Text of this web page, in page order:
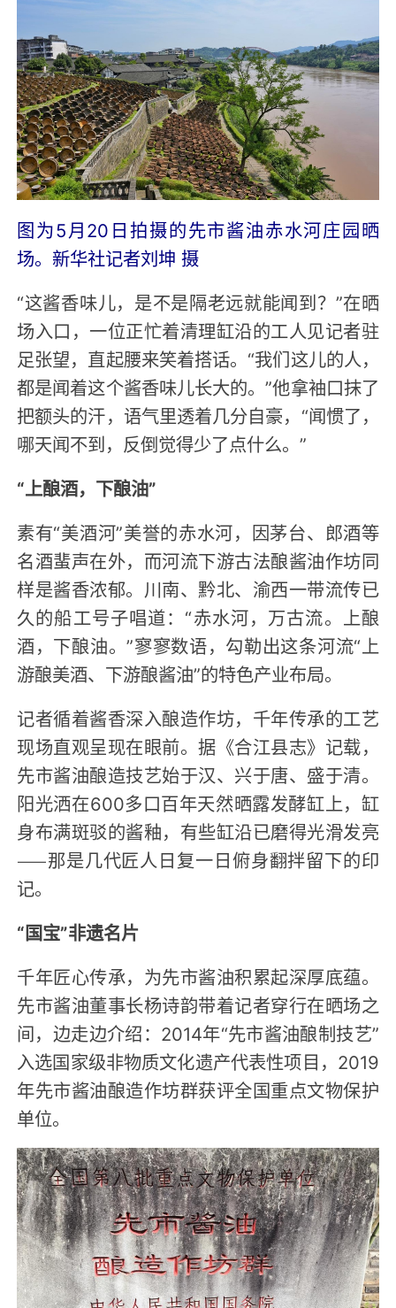
图为5月20日拍摄的先市酱油赤水河庄园晒
场。新华社记者刘坤 摄
“这酱香味儿，是不是隔老远就能闻到？”在晒
场入口，一位正忙着清理缸沿的工人见记者驻
足张望，直起腰来笑着搭话。“我们这儿的人，
都是闻着这个酱香味儿长大的。”他拿袖口抹了
把额头的汗，语气里透着几分自豪，“闻惯了，
哪天闻不到，反倒觉得少了点什么。”
“上酿酒，下酿油”
素有“美酒河”美誉的赤水河，因茅台、郎酒等
名酒蜚声在外，而河流下游古法酿酱油作坊同
样是酱香浓郁。川南、黔北、渝西一带流传已
久的船工号子唱道：“赤水河，万古流。上酿
酒，下酿油。”寥寥数语，勾勒出这条河流“上
游酿美酒、下游酿酱油”的特色产业布局。
记者循着酱香深入酿造作坊，千年传承的工艺
现场直观呈现在眼前。据《合江县志》记载，
先市酱油酿造技艺始于汉、兴于唐、盛于清。
阳光洒在600多口百年天然晒露发酵缸上，缸
身布满斑驳的酱釉，有些缸沿已磨得光滑发亮
——那是几代匠人日复一日俯身翻拌留下的印
记。
“国宝”非遗名片
千年匠心传承，为先市酱油积累起深厚底蕴。
先市酱油董事长杨诗韵带着记者穿行在晒场之
间，边走边介绍：2014年“先市酱油酿制技艺”
入选国家级非物质文化遗产代表性项目，2019
年先市酱油酿造作坊群获评全国重点文物保护
单位。